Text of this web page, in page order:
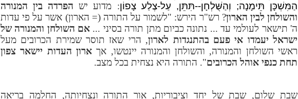
הַמִּשְׁכָּן תֵּימָנָה; וְהַשֻּׁלְחָן--תִּתֵּן, עַל-צֶלַע צָפוֹן: מדוע יש הפרדה בין המנורה
והשולחן לבין הארון? רש"ר הירש: "לשמור על התורה (= הארון) אשר על פי עדות
ה' תישאר לעולמי עד ... נתונה כביום מתן תורה בסיני ... אם השולחן והמנורה של
ישראל יעמדו אי פעם בהתנגדות לארון, הרי שאז תוסר שמירת הכרובים מעל
ראשי השולחן והמנורה, והשולחן והמנורה יינטשו, אךארון העדות יישאר צפון
תחת כנפי אוהל הכרובים". התורה היא נצחית בכל מצב.
שבת שלום, שבת של יחד וציבוריות, אור התורה ונצחיותה, החלמה בריאה